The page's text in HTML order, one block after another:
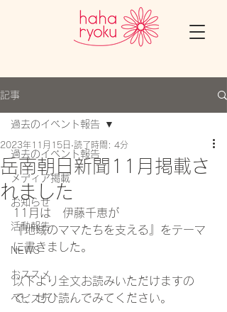
記事
過去のイベント報告
メディア掲載
お知らせ
活動報告
NEWS
おススメ
ベビステ
過去のイベント報告
岳南朝日新聞11月掲載さ
れました
2023年11月15日 読了時間: 4分
11月は　伊藤千恵が
『地域のママたちを支える』をテーマ
に書きました。
以下より全文お読みいただけますの
で、ぜひ読んでみてください。